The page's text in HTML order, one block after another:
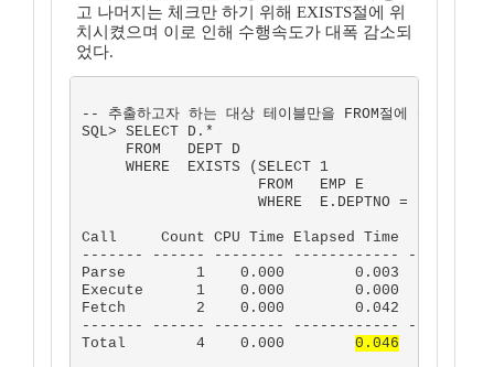
고 나머지는 체크만 하기 위해 EXISTS절에 위
치시켰으며 이로 인해 수행속도가 대폭 감소되
었다.
-- 추출하고자 하는 대상 테이블만을 FROM절에 위치시켰
SQL> SELECT D.*
     FROM   DEPT D
     WHERE  EXISTS (SELECT 1
                    FROM   EMP E
WHERE  E.DEPTNO =
Call     Count CPU Time Elapsed Time
------- ------ -------- ------------
Parse        1    0.000        0.003
Execute      1    0.000        0.000
Fetch        2    0.000        0.042
------- ------ -------- ------------
Total        4    0.000 0.046